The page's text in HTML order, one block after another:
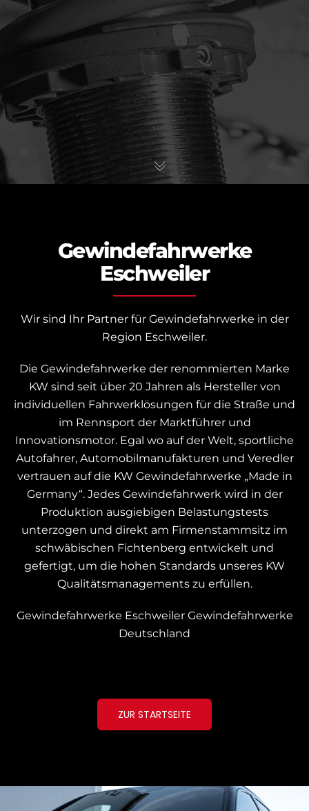
Gewindefahrwerke
Eschweiler
Wir sind Ihr Partner für Gewindefahrwerke in der
Region Eschweiler.
Die Gewindefahrwerke der renommierten Marke
KW sind seit über 20 Jahren als Hersteller von
individuellen Fahrwerklösungen für die Straße und
im Rennsport der Marktführer und
Innovationsmotor. Egal wo auf der Welt, sportliche
Autofahrer, Automobilmanufakturen und Veredler
vertrauen auf die KW Gewindefahrwerke „Made in
Germany“.Jedes Gewindefahrwerk wird in der
Produktion ausgiebigen Belastungstests
unterzogen und direkt am Firmenstammsitz im
schwäbischen Fichtenberg entwickelt und
gefertigt, um die hohen Standards unseres KW
Qualitätsmanagements zu erfüllen.
Gewindefahrwerke EschweilerGewindefahrwerke
Deutschland
ZUR STARTSEITE